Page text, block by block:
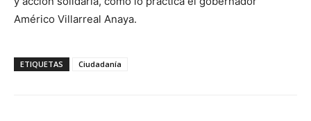
Américo Villarreal Anaya.
ETIQUETAS Ciudadanía